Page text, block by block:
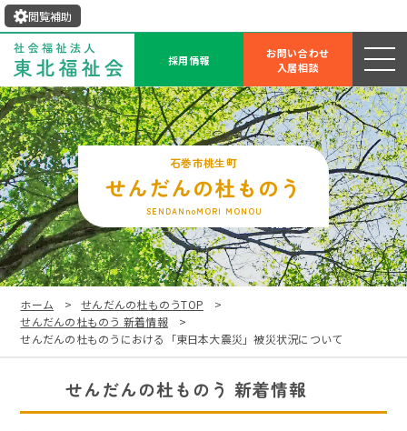
閲覧補助
採用情報
お問い合わせ
入居相談
せんだんの杜ものう
SENDANnoMORI MONOU
ホーム
せんだんの杜ものうTOP
せんだんの杜ものう 新着情報
せんだんの杜ものうにおける「東日本大震災」被災状況について
せんだんの杜ものう 新着情報